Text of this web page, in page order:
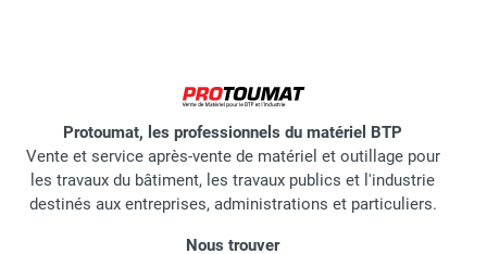
Protoumat, les professionnels du matériel BTP
Vente et service après-vente de matériel et outillage pour
les travaux du bâtiment, les travaux publics et l'industrie
destinés aux entreprises, administrations et particuliers.
Nous trouver